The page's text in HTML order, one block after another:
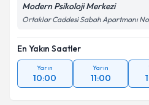
Modern Psikoloji Merkezi
Ortaklar Caddesi Sabah Apartmanı
En Yakın Saatler
Yarın
10:00
Yarın
11:00